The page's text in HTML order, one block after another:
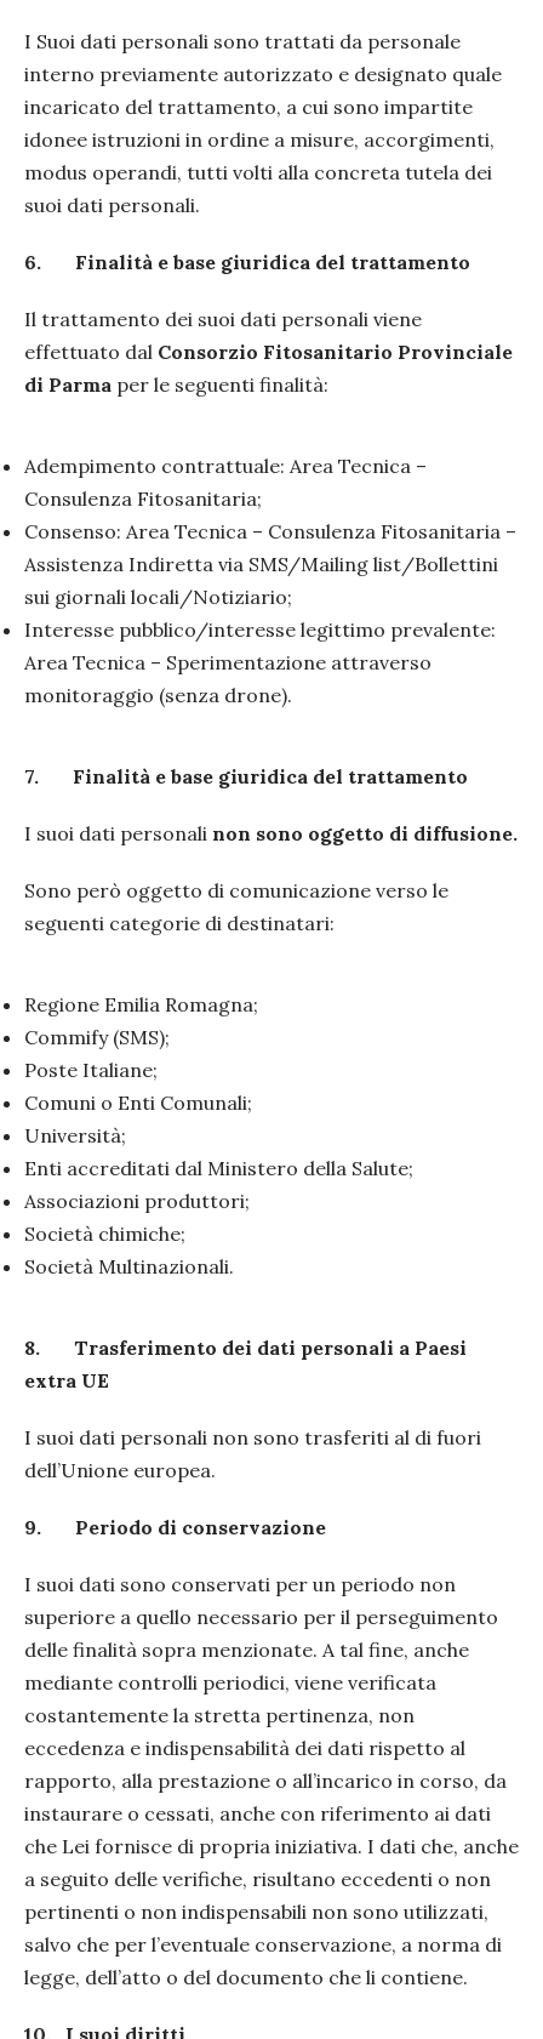
I Suoi dati personali sono trattati da personale
interno previamente autorizzato e designato quale
incaricato del trattamento, a cui sono impartite
idonee istruzioni in ordine a misure, accorgimenti,
modus operandi, tutti volti alla concreta tutela dei
suoi dati personali.
6. Finalità e base giuridica del trattamento
Il trattamento dei suoi dati personali viene
effettuato dal Consorzio Fitosanitario Provinciale
di Parma per le seguenti finalità:
Adempimento contrattuale: Area Tecnica –
Consulenza Fitosanitaria;
Consenso: Area Tecnica – Consulenza Fitosanitaria –
Assistenza Indiretta via SMS/Mailing list/Bollettini
sui giornali locali/Notiziario;
Interesse pubblico/interesse legittimo prevalente:
Area Tecnica – Sperimentazione attraverso
monitoraggio (senza drone).
7. Finalità e base giuridica del trattamento
I suoi dati personali non sono oggetto di diffusione.
Sono però oggetto di comunicazione verso le
seguenti categorie di destinatari:
Regione Emilia Romagna;
Commify (SMS);
Poste Italiane;
Comuni o Enti Comunali;
Università;
Enti accreditati dal Ministero della Salute;
Associazioni produttori;
Società chimiche;
Società Multinazionali.
8. Trasferimento dei dati personali a Paesi
extra UE
I suoi dati personali non sono trasferiti al di fuori
dell’Unione europea.
9. Periodo di conservazione
I suoi dati sono conservati per un periodo non
superiore a quello necessario per il perseguimento
delle finalità sopra menzionate. A tal fine, anche
mediante controlli periodici, viene verificata
costantemente la stretta pertinenza, non
eccedenza e indispensabilità dei dati rispetto al
rapporto, alla prestazione o all’incarico in corso, da
instaurare o cessati, anche con riferimento ai dati
che Lei fornisce di propria iniziativa. I dati che, anche
a seguito delle verifiche, risultano eccedenti o non
pertinenti o non indispensabili non sono utilizzati,
salvo che per l’eventuale conservazione, a norma di
legge, dell’atto o del documento che li contiene.
10. I suoi diritti